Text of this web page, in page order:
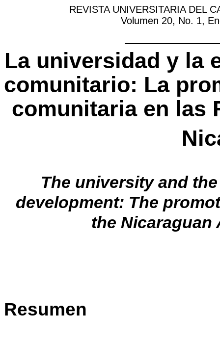
REVISTA UNIVERSITARIA DEL
Volumen 20, No. 1,
La universidad y la
comunitario: La
comunitaria en las
The university and
development: The
the Nicaraguan
Resumen